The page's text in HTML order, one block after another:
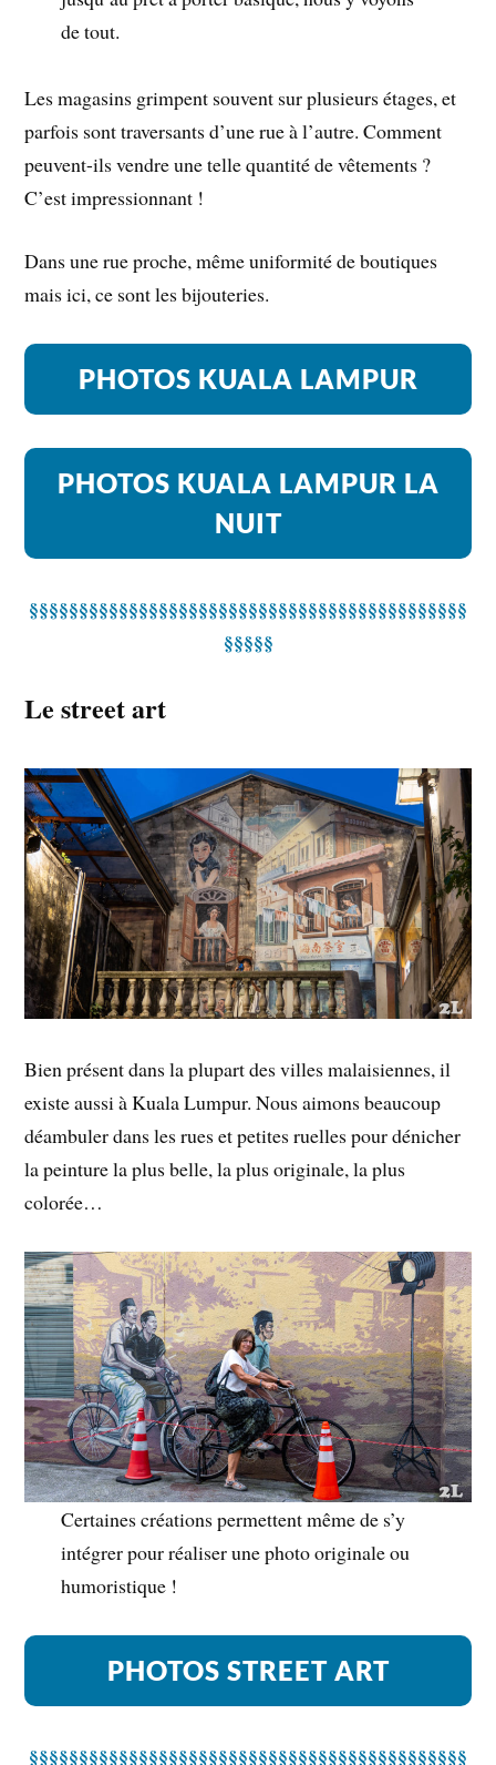
de tout.
Les magasins grimpent souvent sur plusieurs étages, et
parfois sont traversants d’une rue à l’autre. Comment
peuvent-ils vendre une telle quantité de vêtements ?
C’est impressionnant !
Dans une rue proche, même uniformité de boutiques
mais ici, ce sont les bijouteries.
PHOTOS KUALA LAMPUR
PHOTOS KUALA LAMPUR LA
NUIT
§§§§§§§§§§§§§§§§§§§§§§§§§§§§§§§§§§§§§§§§§§§§
§§§§§
Le street art
Bien présent dans la plupart des villes malaisiennes, il
existe aussi à Kuala Lumpur. Nous aimons beaucoup
déambuler dans les rues et petites ruelles pour dénicher
la peinture la plus belle, la plus originale, la plus
colorée…
Certaines créations permettent même de s’y
intégrer pour réaliser une photo originale ou
humoristique !
PHOTOS STREET ART
§§§§§§§§§§§§§§§§§§§§§§§§§§§§§§§§§§§§§§§§§§§§